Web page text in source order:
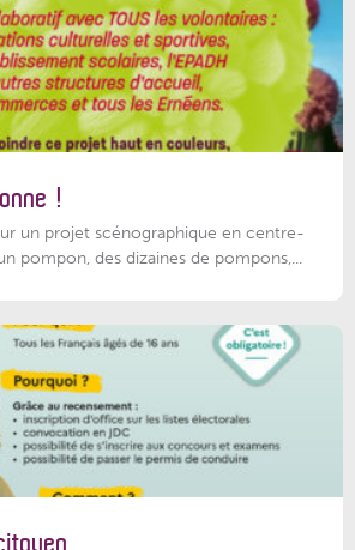
!
un projet scénographique en centre-
pompon, des dizaines de pompons,...